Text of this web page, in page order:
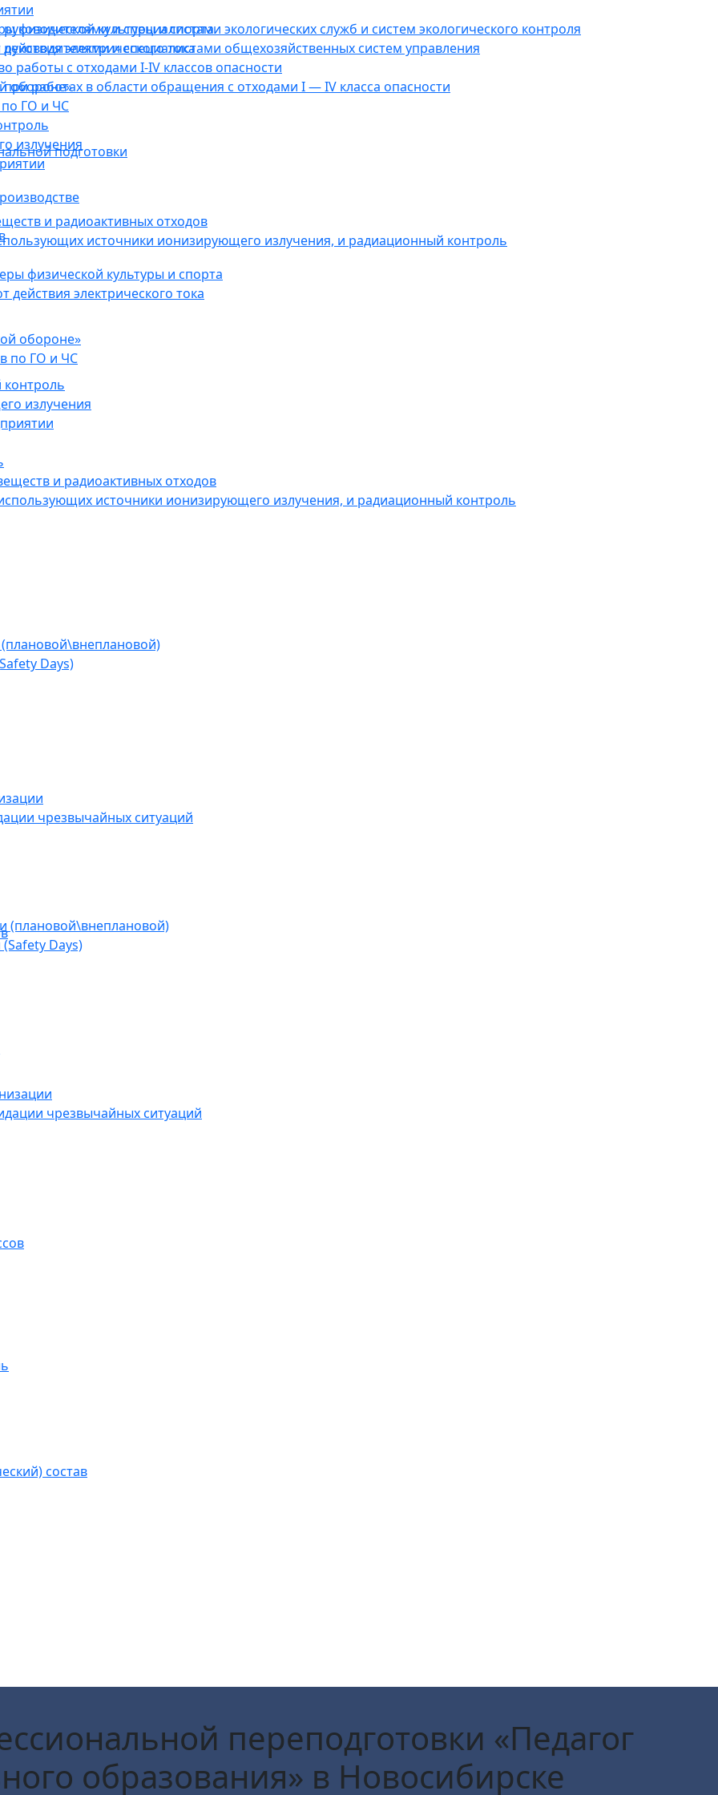
физической культуры и спорта
электрического тока
обороне»
ГО и ЧС
излучения
и радиоактивных отходов
источники ионизирующего излучения, и радиационный контроль
Days)
чрезвычайных ситуаций
состав
и специалистами экологических служб и систем экологического контроля
и специалистами общехозяйственных систем управления
работы с отходами I-IV классов опасности
работах в области обращения с отходами I — IV класса опасности
подготовки
физической культуры и спорта
электрического тока
обороне»
по ГО и ЧС
излучения
и радиоактивных отходов
источники ионизирующего излучения, и радиационный контроль
(плановой\внеплановой)
Days)
чрезвычайных ситуаций
переподготовки «Педагог
образования» в Новосибирске